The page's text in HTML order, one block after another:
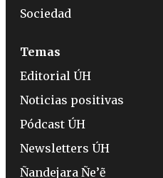
Sociedad
Temas
Editorial ÚH
Noticias positivas
Pódcast ÚH
Newsletters ÚH
Ñandejara Ñe’ẽ